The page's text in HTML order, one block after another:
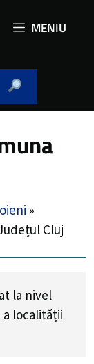
MENIU
»
Cluj
la nivel
localității